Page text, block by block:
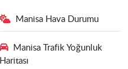
Manisa Hava Durumu
Manisa Trafik Yoğunluk
Haritası